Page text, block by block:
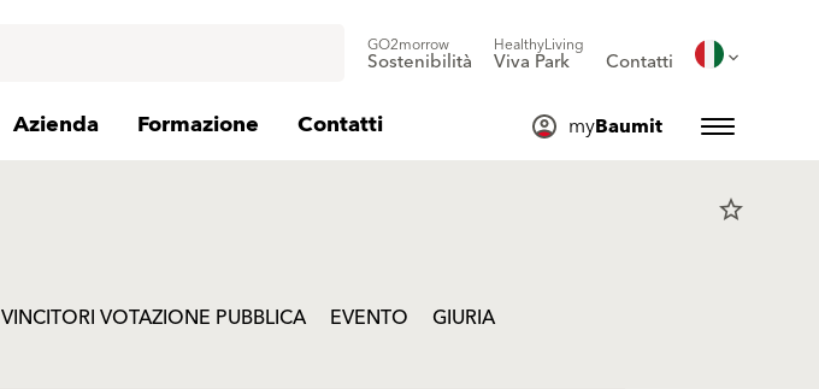
GO2morrow
Sostenibilità
HealthyLiving
Viva Park Contatti
Azienda Formazione Contatti myBaumit
star_border
VINCITORI VOTAZIONE PUBBLICA EVENTO
GIURIA